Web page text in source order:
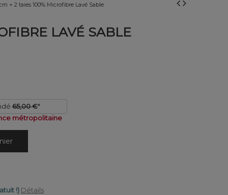
+ 2 taies 100% Microfibre Lavé Sable
LAVÉ SABLE
65,00 €*
métropolitaine
!) Détails